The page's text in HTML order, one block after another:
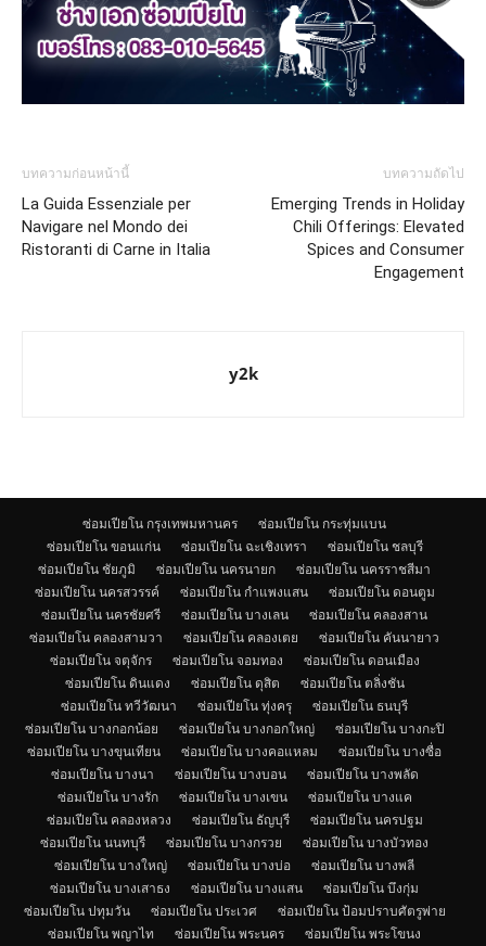
บทความก่อนหน้านี้
La Guida Essenziale per
Navigare nel Mondo dei
Ristoranti di Carne in Italia
บทความถัดไป
Emerging Trends in Holiday
Chili Offerings: Elevated
Spices and Consumer
Engagement
y2k
ซ่อมเปียโน กรุงเทพมหานคร
ซ่อมเปียโน กระทุ่มแบน
ซ่อมเปียโน ขอนแก่น
ซ่อมเปียโน ฉะเชิงเทรา
ซ่อมเปียโน ชลบุรี
ซ่อมเปียโน ชัยภูมิ
ซ่อมเปียโน นครนายก
ซ่อมเปียโน นครราชสีมา
ซ่อมเปียโน นครสวรรค์
ซ่อมเปียโน กำแพงแสน
ซ่อมเปียโน ดอนตูม
ซ่อมเปียโน นครชัยศรี
ซ่อมเปียโน บางเลน
ซ่อมเปียโน คลองสาน
ซ่อมเปียโน คลองสามวา
ซ่อมเปียโน คลองเตย
ซ่อมเปียโน คันนายาว
ซ่อมเปียโน จตุจักร
ซ่อมเปียโน จอมทอง
ซ่อมเปียโน ดอนเมือง
ซ่อมเปียโน ดินแดง
ซ่อมเปียโน ดุสิต
ซ่อมเปียโน ตลิ่งชัน
ซ่อมเปียโน ทวีวัฒนา
ซ่อมเปียโน ทุ่งครุ
ซ่อมเปียโน ธนบุรี
ซ่อมเปียโน บางกอกน้อย
ซ่อมเปียโน บางกอกใหญ่
ซ่อมเปียโน บางกะปิ
ซ่อมเปียโน บางขุนเทียน
ซ่อมเปียโน บางคอแหลม
ซ่อมเปียโน บางซื่อ
ซ่อมเปียโน บางนา
ซ่อมเปียโน บางบอน
ซ่อมเปียโน บางพลัด
ซ่อมเปียโน บางรัก
ซ่อมเปียโน บางเขน
ซ่อมเปียโน บางแค
ซ่อมเปียโน คลองหลวง
ซ่อมเปียโน ธัญบุรี
ซ่อมเปียโน นครปฐม
ซ่อมเปียโน นนทบุรี
ซ่อมเปียโน บางกรวย
ซ่อมเปียโน บางบัวทอง
ซ่อมเปียโน บางใหญ่
ซ่อมเปียโน บางบ่อ
ซ่อมเปียโน บางพลี
ซ่อมเปียโน บางเสาธง
ซ่อมเปียโน บางแสน
ซ่อมเปียโน บึงกุ่ม
ซ่อมเปียโน ปทุมวัน
ซ่อมเปียโน ประเวศ
ซ่อมเปียโน ป้อมปราบศัตรูพ่าย
ซ่อมเปียโน พญาไท
ซ่อมเปียโน พระนคร
ซ่อมเปียโน พระโขนง